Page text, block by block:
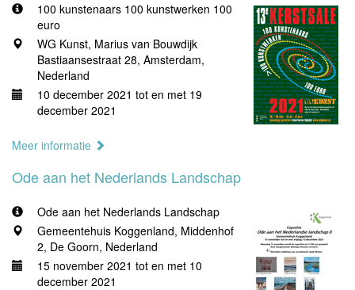
100 kunstenaars 100 kunstwerken 100
euro
WG Kunst, Marius van Bouwdijk
Bastiaansestraat 28, Amsterdam,
Nederland
10 december 2021 tot en met 19
december 2021
Meer informatie
Ode aan het Nederlands Landschap
Ode aan het Nederlands Landschap
Gemeentehuis Koggenland, Middenhof
2, De Goorn, Nederland
15 november 2021 tot en met 10
december 2021